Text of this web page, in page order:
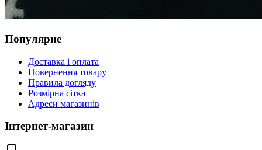
Популярне
Доставка і оплата
Повернення товару
Правила догляду
Розмірна сітка
Адреси магазинів
Інтернет-магазин